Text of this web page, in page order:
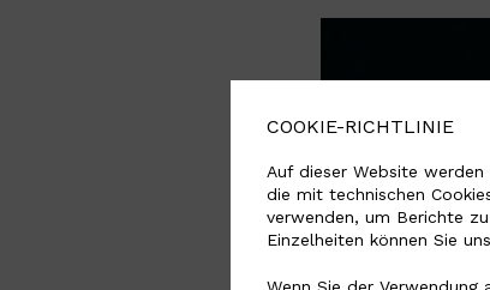
COOKIE-RICHTLINIE
Auf dieser Website
die mit technischen
verwenden, um Berichte
Einzelheiten können Sie